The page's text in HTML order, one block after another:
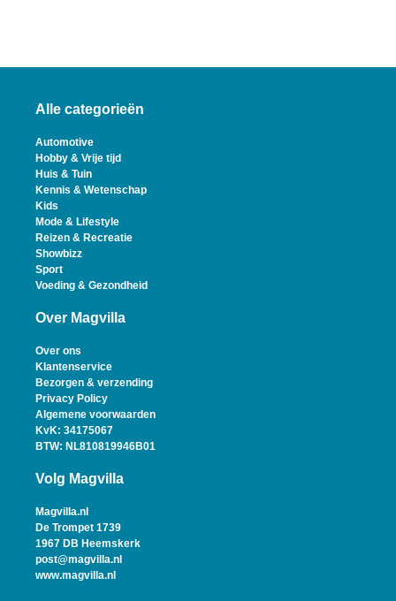
Alle categorieën
Automotive
Hobby & Vrije tijd
Huis & Tuin
Kennis & Wetenschap
Kids
Mode & Lifestyle
Reizen & Recreatie
Showbizz
Sport
Voeding & Gezondheid
Over Magvilla
Over ons
Klantenservice
Bezorgen & verzending
Privacy Policy
Algemene voorwaarden
KvK: 34175067
BTW: NL810819946B01
Volg Magvilla
Magvilla.nl
De Trompet 1739
1967 DB Heemskerk
post@magvilla.nl
www.magvilla.nl